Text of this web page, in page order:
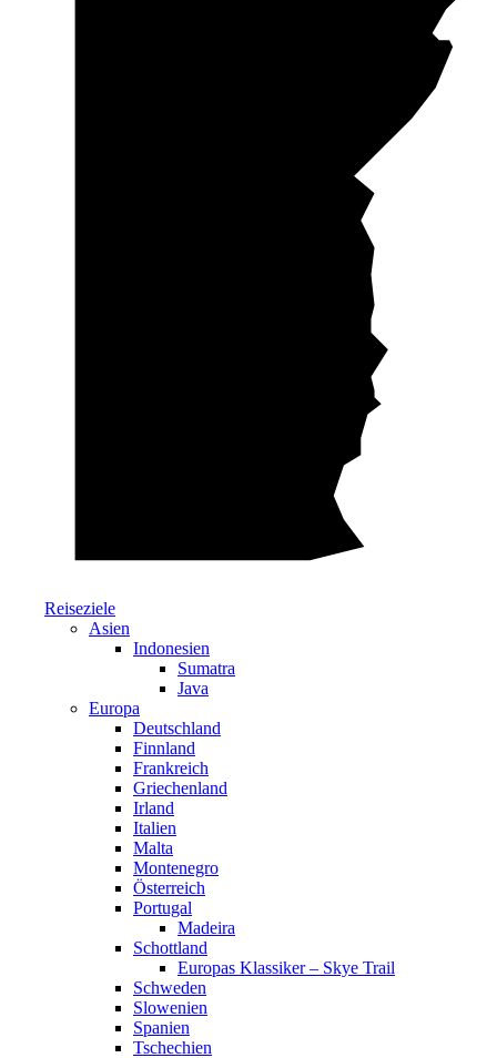
Reiseziele
Asien
Indonesien
Sumatra
Java
Europa
Deutschland
Finnland
Frankreich
Griechenland
Irland
Italien
Malta
Montenegro
Österreich
Portugal
Madeira
Schottland
Europas Klassiker – Skye Trail
Schweden
Slowenien
Spanien
Tschechien